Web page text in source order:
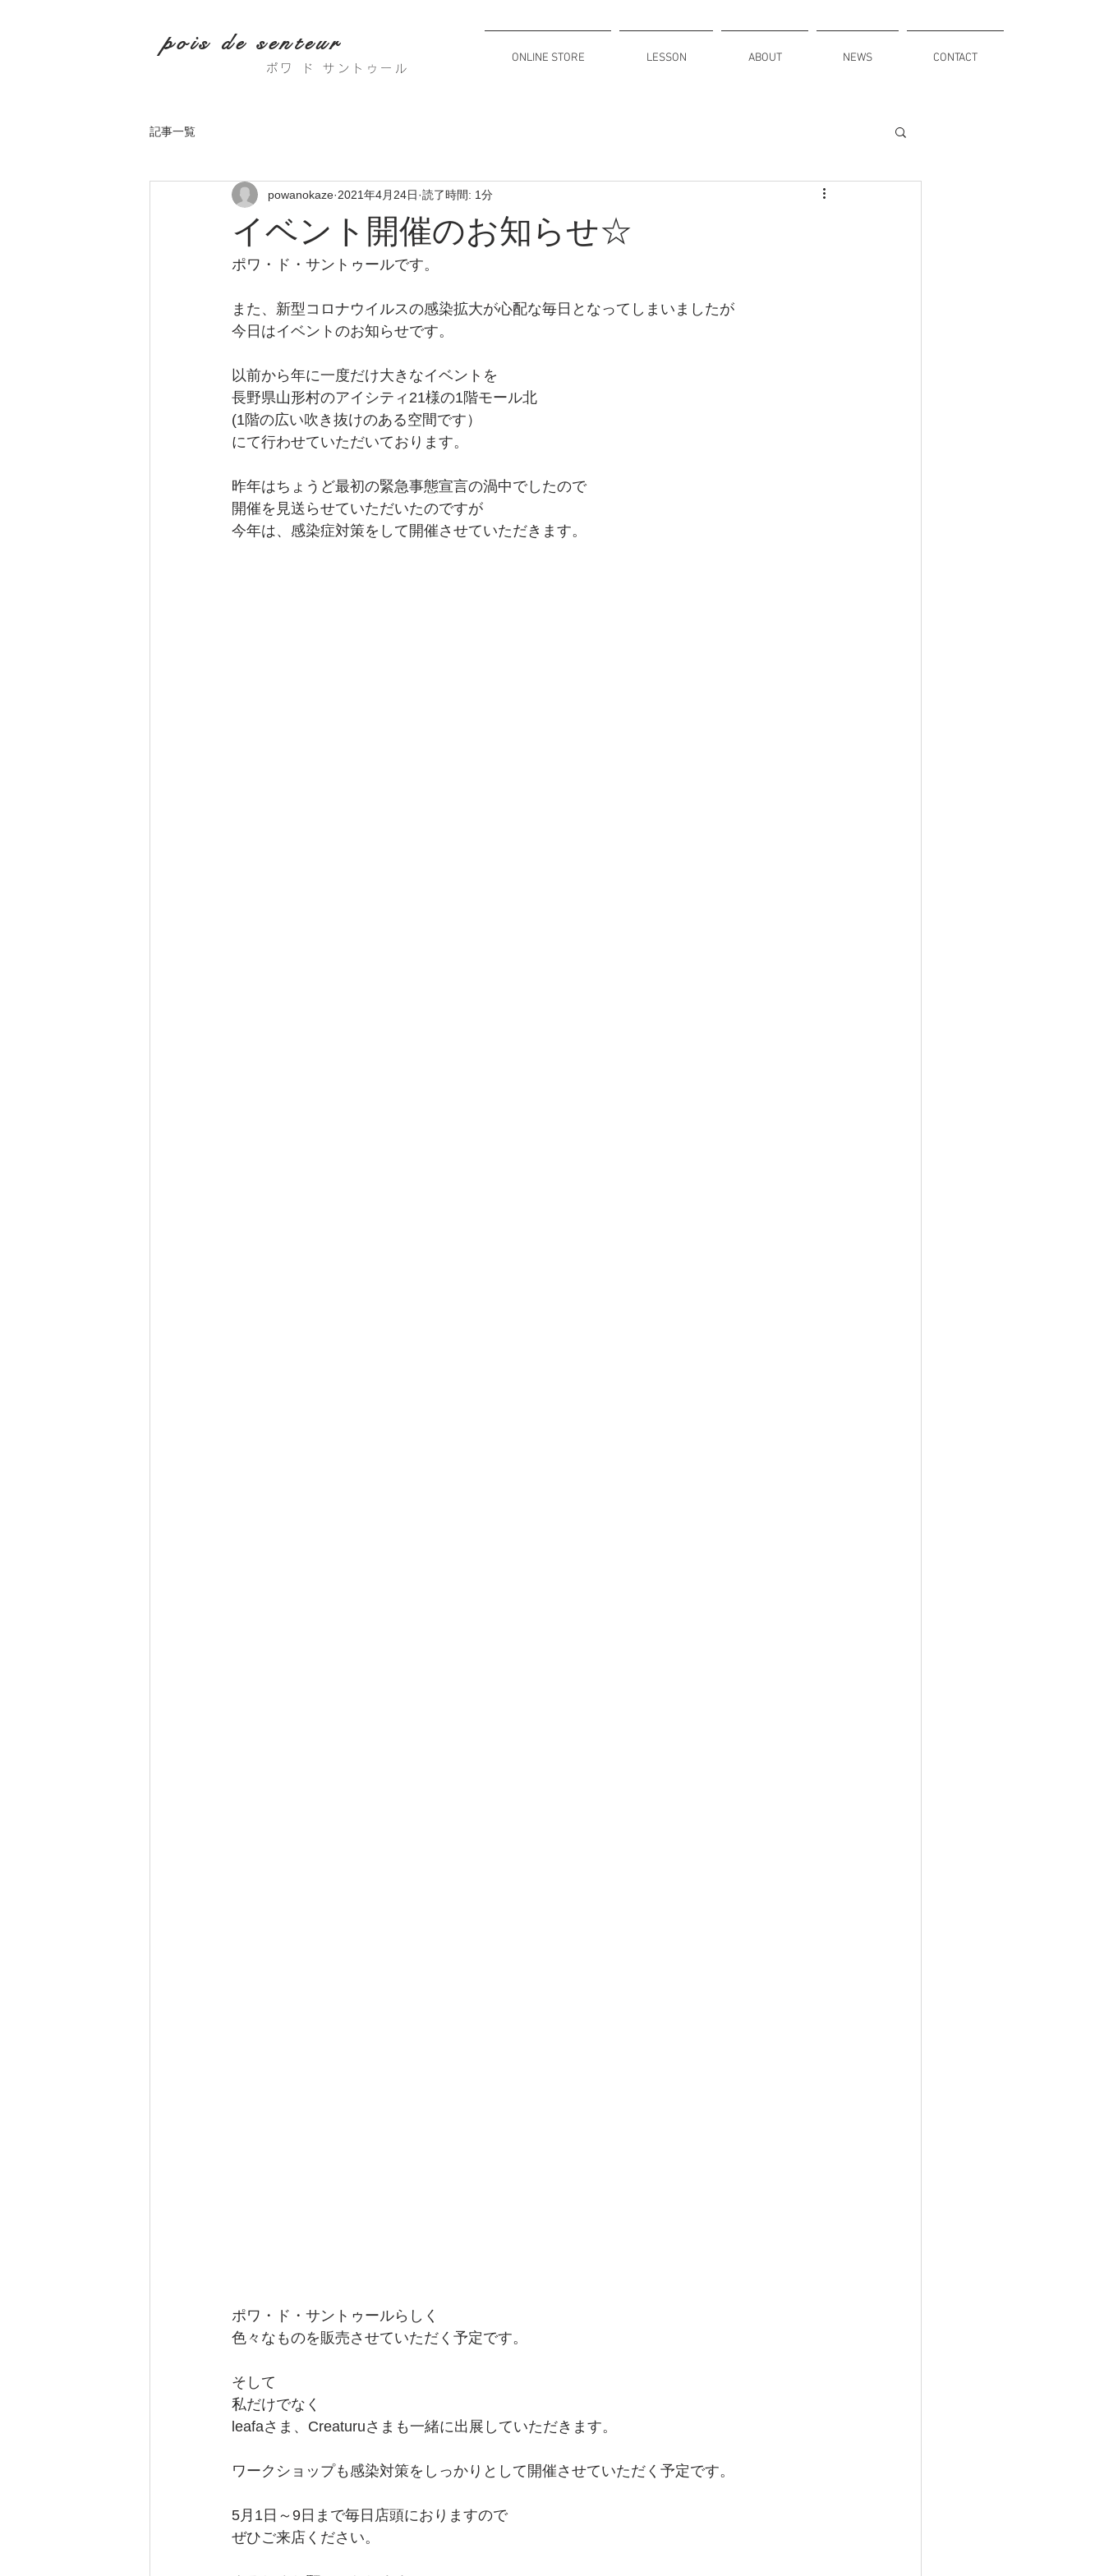
ONLINE STORE LESSON ABOUT NEWS CONTACT
pois de senteur
ポワ ド サントゥール
記事一覧
イベント開催のお知らせ☆
powanokaze 2021年4月24日 読了時間: 1分
ポワ・ド・サントゥールです。
また、新型コロナウイルスの感染拡大が心配な毎日となってしまいましたが
今日はイベントのお知らせです。
以前から年に一度だけ大きなイベントを
長野県山形村のアイシティ21様の1階モール北
(1階の広い吹き抜けのある空間です）
にて行わせていただいております。
昨年はちょうど最初の緊急事態宣言の渦中でしたので
開催を見送らせていただいたのですが
今年は、感染症対策をして開催させていただきます。
ポワ・ド・サントゥールらしく
色々なものを販売させていただく予定です。
そして
私だけでなく
leafaさま、Creaturuさまも一緒に出展していただきます。
ワークショップも感染対策をしっかりとして開催させていただく予定です。
5月1日～9日まで毎日店頭におりますので
ぜひご来店ください。